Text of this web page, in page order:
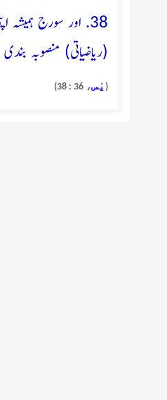
38. اور سورج
(ریاضیاتی) منصوبہ
( يٰس، 36 : 38)